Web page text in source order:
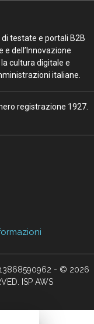
testate e portali B2B
dell’Innovazione
cultura digitale e
italiane.
registrazione 1927.
- © 2026
ISP AWS